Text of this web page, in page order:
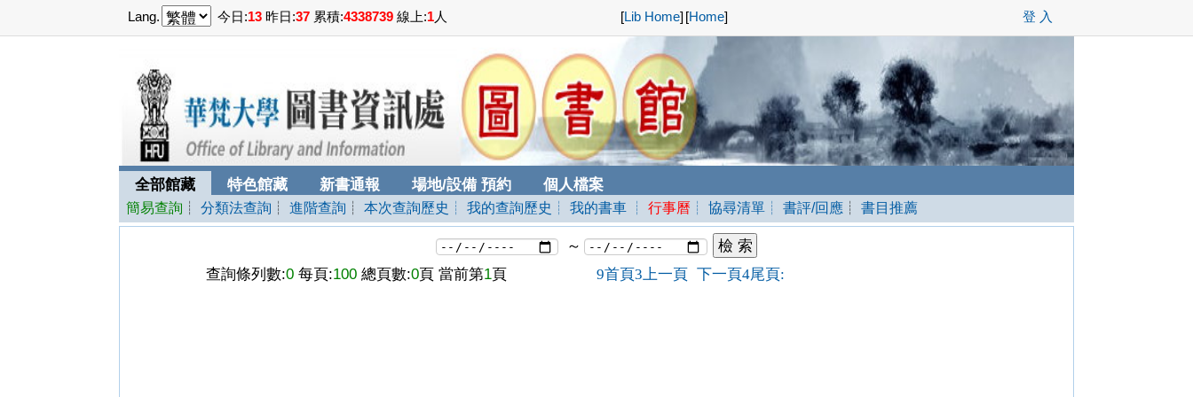
Lang. 今日:13 昨日:37 累積:4338739 線上:1人 [Lib Home] [Home] 登 入
全部館藏 特色館藏 新書通報 場地/設備 預約 個人檔案
簡易查詢 ┊分類法查詢 ┊進階查詢 ┊本次查詢歷史 ┊ 我的查詢歷史 ┊ 我的書車 ┊行事曆 ┊ 協尋清單 ┊ 書評/回應 ┊書目推薦
～
查詢條列數:0每頁:100總頁數:0頁 當前第1頁 9首頁3上一頁 下一頁4尾頁: